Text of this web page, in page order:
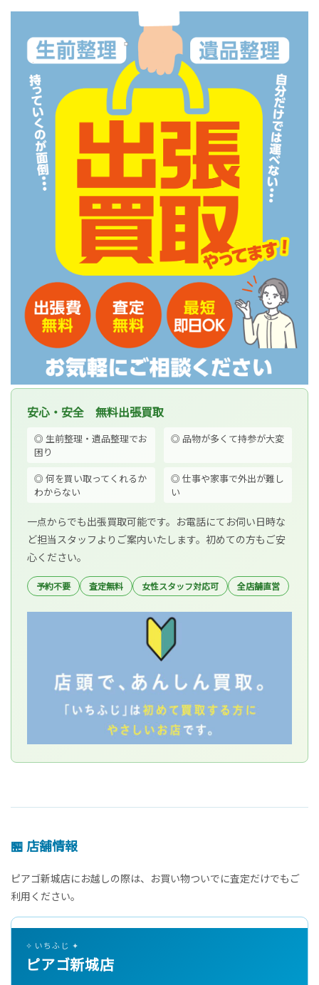
安心・安全 無料出張買取
◎ 生前整理・遺品整理でお
困り
◎ 品物が多くて持参が大変
◎ 何を買い取ってくれるか
わからない
◎ 仕事や家事で外出が難し
い
一点からでも出張買取可能です。お電話にてお伺い日時な
ど担当スタッフよりご案内いたします。初めての方もご安
心ください。
予約不要 査定無料 女性スタッフ対応可 全店舗直営
🏪 店舗情報
ピアゴ新城店にお越しの際は、お買い物ついでに査定だけでもご
利用ください。
✧ いちふじ ✦
ピアゴ新城店